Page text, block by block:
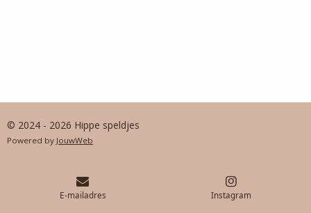
© 2024 - 2026 Hippe speldjes
Powered by JouwWeb
E-mailadres Instagram